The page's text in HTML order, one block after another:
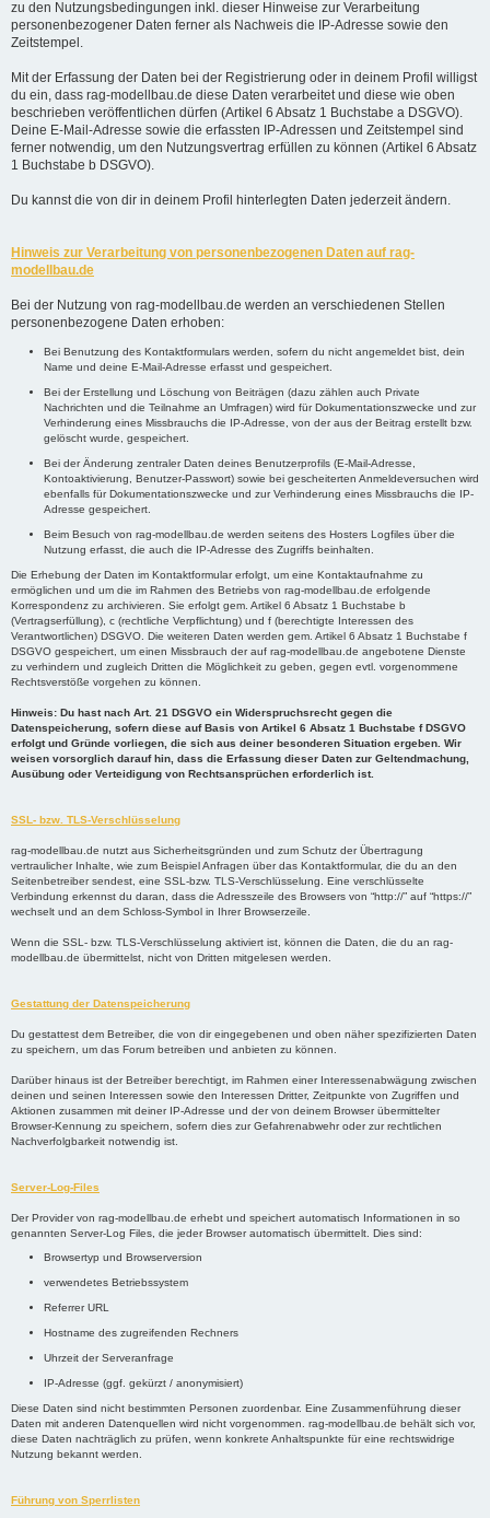
zu den Nutzungsbedingungen inkl. dieser Hinweise zur Verarbeitung
personenbezogener Daten ferner als Nachweis die IP-Adresse sowie den
Zeitstempel.
Mit der Erfassung der Daten bei der Registrierung oder in deinem Profil willigst
du ein, dass rag-modellbau.de diese Daten verarbeitet und diese wie oben
beschrieben veröffentlichen dürfen (Artikel 6 Absatz 1 Buchstabe a DSGVO).
Deine E-Mail-Adresse sowie die erfassten IP-Adressen und Zeitstempel sind
ferner notwendig, um den Nutzungsvertrag erfüllen zu können (Artikel 6 Absatz
1 Buchstabe b DSGVO).
Du kannst die von dir in deinem Profil hinterlegten Daten jederzeit ändern.
Hinweis zur Verarbeitung von personenbezogenen Daten auf rag-
modellbau.de
Bei der Nutzung von rag-modellbau.de werden an verschiedenen Stellen
personenbezogene Daten erhoben:
Bei Benutzung des Kontaktformulars werden, sofern du nicht angemeldet bist, dein
Name und deine E-Mail-Adresse erfasst und gespeichert.
Bei der Erstellung und Löschung von Beiträgen (dazu zählen auch Private
Nachrichten und die Teilnahme an Umfragen) wird für Dokumentationszwecke und zur
Verhinderung eines Missbrauchs die IP-Adresse, von der aus der Beitrag erstellt bzw.
gelöscht wurde, gespeichert.
Bei der Änderung zentraler Daten deines Benutzerprofils (E-Mail-Adresse,
Kontoaktivierung, Benutzer-Passwort) sowie bei gescheiterten Anmeldeversuchen wird
ebenfalls für Dokumentationszwecke und zur Verhinderung eines Missbrauchs die IP-
Adresse gespeichert.
Beim Besuch von rag-modellbau.de werden seitens des Hosters Logfiles über die
Nutzung erfasst, die auch die IP-Adresse des Zugriffs beinhalten.
Die Erhebung der Daten im Kontaktformular erfolgt, um eine Kontaktaufnahme zu
ermöglichen und um die im Rahmen des Betriebs von rag-modellbau.de erfolgende
Korrespondenz zu archivieren. Sie erfolgt gem. Artikel 6 Absatz 1 Buchstabe b
(Vertragserfüllung), c (rechtliche Verpflichtung) und f (berechtigte Interessen des
Verantwortlichen) DSGVO. Die weiteren Daten werden gem. Artikel 6 Absatz 1 Buchstabe f
DSGVO gespeichert, um einen Missbrauch der auf rag-modellbau.de angebotene Dienste
zu verhindern und zugleich Dritten die Möglichkeit zu geben, gegen evtl. vorgenommene
Rechtsverstöße vorgehen zu können.
Hinweis: Du hast nach Art. 21 DSGVO ein Widerspruchsrecht gegen die
Datenspeicherung, sofern diese auf Basis von Artikel 6 Absatz 1 Buchstabe f DSGVO
erfolgt und Gründe vorliegen, die sich aus deiner besonderen Situation ergeben. Wir
weisen vorsorglich darauf hin, dass die Erfassung dieser Daten zur Geltendmachung,
Ausübung oder Verteidigung von Rechtsansprüchen erforderlich ist.
SSL- bzw. TLS-Verschlüsselung
rag-modellbau.de nutzt aus Sicherheitsgründen und zum Schutz der Übertragung
vertraulicher Inhalte, wie zum Beispiel Anfragen über das Kontaktformular, die du an den
Seitenbetreiber sendest, eine SSL-bzw. TLS-Verschlüsselung. Eine verschlüsselte
Verbindung erkennst du daran, dass die Adresszeile des Browsers von “http://” auf “https://”
wechselt und an dem Schloss-Symbol in Ihrer Browserzeile.
Wenn die SSL- bzw. TLS-Verschlüsselung aktiviert ist, können die Daten, die du an rag-
modellbau.de übermittelst, nicht von Dritten mitgelesen werden.
Gestattung der Datenspeicherung
Du gestattest dem Betreiber, die von dir eingegebenen und oben näher spezifizierten Daten
zu speichern, um das Forum betreiben und anbieten zu können.
Darüber hinaus ist der Betreiber berechtigt, im Rahmen einer Interessenabwägung zwischen
deinen und seinen Interessen sowie den Interessen Dritter, Zeitpunkte von Zugriffen und
Aktionen zusammen mit deiner IP-Adresse und der von deinem Browser übermittelter
Browser-Kennung zu speichern, sofern dies zur Gefahrenabwehr oder zur rechtlichen
Nachverfolgbarkeit notwendig ist.
Server-Log-Files
Der Provider von rag-modellbau.de erhebt und speichert automatisch Informationen in so
genannten Server-Log Files, die jeder Browser automatisch übermittelt. Dies sind:
Browsertyp und Browserversion
verwendetes Betriebssystem
Referrer URL
Hostname des zugreifenden Rechners
Uhrzeit der Serveranfrage
IP-Adresse (ggf. gekürzt / anonymisiert)
Diese Daten sind nicht bestimmten Personen zuordenbar. Eine Zusammenführung dieser
Daten mit anderen Datenquellen wird nicht vorgenommen. rag-modellbau.de behält sich vor,
diese Daten nachträglich zu prüfen, wenn konkrete Anhaltspunkte für eine rechtswidrige
Nutzung bekannt werden.
Führung von Sperrlisten